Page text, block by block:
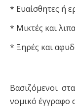
* Ευαίσθητες ή
* Μικτές και
* Ξηρές και
Βασιζόμενοι
νομικό έγγραφο